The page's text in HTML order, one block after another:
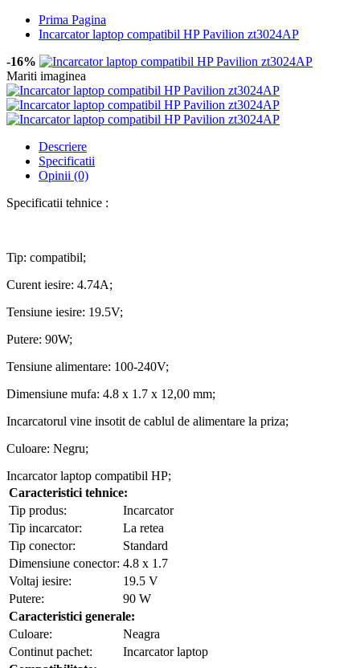
Prima Pagina
Incarcator laptop compatibil HP Pavilion zt3024AP
-16%
Mariti imaginea
Descriere
Specificatii
Opinii (0)
Specificatii tehnice :
Tip: compatibil;
Curent iesire: 4.74A;
Tensiune iesire: 19.5V;
Putere: 90W;
Tensiune alimentare: 100-240V;
Dimensiune mufa: 4.8 x 1.7 x 12,00 mm;
Incarcatorul vine insotit de cablul de alimentare la priza;
Culoare: Negru;
Incarcator laptop compatibil HP;
Caracteristici tehnice:
Tip produs:
Incarcator
Tip incarcator:
La retea
Tip conector:
Standard
Dimensiune conector: 4.8 x 1.7
Voltaj iesire:
19.5 V
Putere:
90 W
Caracteristici generale:
Culoare:
Neagra
Continut pachet:
Incarcator laptop